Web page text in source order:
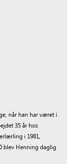
når han har været i
35 år hos
i 1981,
blev Henning daglig